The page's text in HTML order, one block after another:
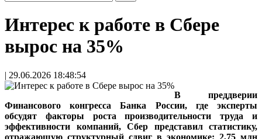
Интерес к работе в Сбере
вырос на 35%
| 29.06.2026 18:48:54
В преддверии
Финансового конгресса Банка России, где эксперты
обсудят факторы роста производительности труда и
эффективности компаний, Сбер представил статистику,
отражающую структурный сдвиг в экономике: 2,75 млн